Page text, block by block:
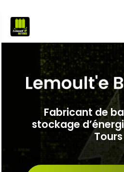
contenu
principal
Fabricant de
stockage
Tours